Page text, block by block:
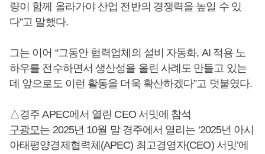
량이 함께 올라가야 산업 전반의 경쟁력을 높일 수 있
다”고 말했다.
그는 이어 “그동안 협력업체의 설비 자동화, AI 적용 노
하우를 전수하면서 생산성을 올린 사례도 만들고 있는
데 앞으로도 이런 활동을 더욱 확산하겠다”고 덧붙였다.
△경주 APEC에서 열린 CEO 서밋에 참석
구광모는 2025년 10월 말 경주에서 열리는 ‘2025년 아시
아태평양경제협력체(APEC) 최고경영자(CEO) 서밋’에